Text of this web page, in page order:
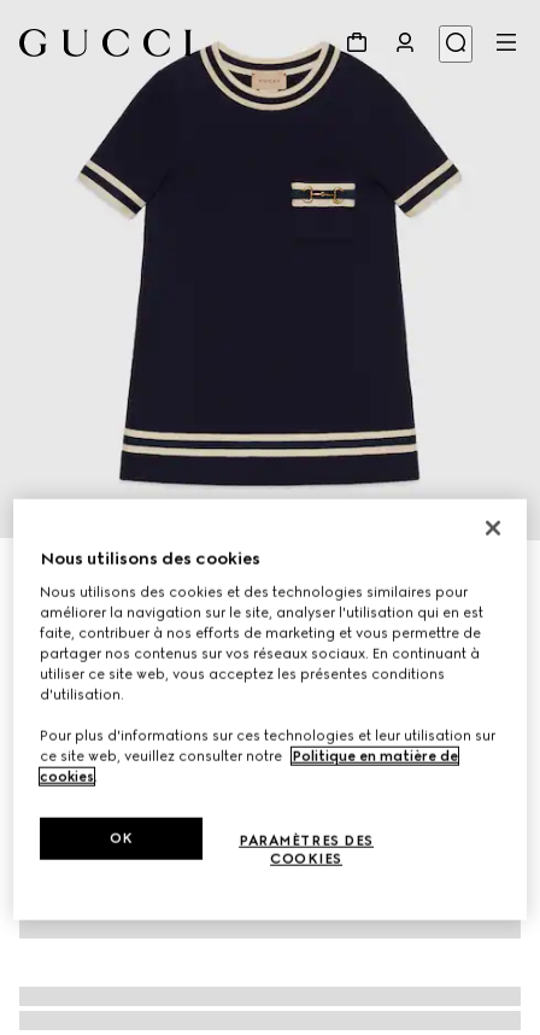
CHF 440
Déclinaisonsbleu foncé
Nous utilisons des cookies
Nous utilisons des cookies et des technologies similaires pour
améliorer la navigation sur le site, analyser l'utilisation qui en est
faite, contribuer à nos efforts de marketing et vous permettre de
partager nos contenus sur vos réseaux sociaux. En continuant à
utiliser ce site web, vous acceptez les présentes conditions
d'utilisation.
Pour plus d'informations sur ces technologies et leur utilisation sur
ce site web, veuillez consulter notre
Politique en matière de
cookies.
PARAMÈTRES DES
COOKIES
OK